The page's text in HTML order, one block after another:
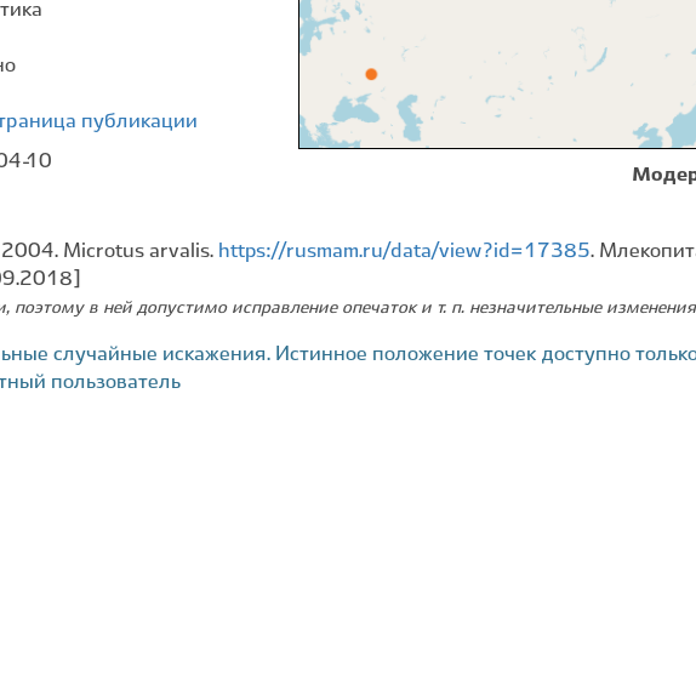
публикации
10
2004. Microtus arvalis. https://rusmam.ru/data/view?id=17385.
поэтому в ней допустимо исправление опечаток и т. п. незначительные изменения
случайные искажения. Истинное положение точек доступно
пользователь